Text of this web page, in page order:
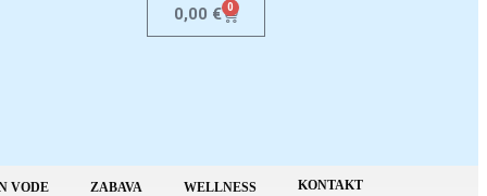
0,00 € 0
VODE ZABAVA WELLNESS KONTAKT